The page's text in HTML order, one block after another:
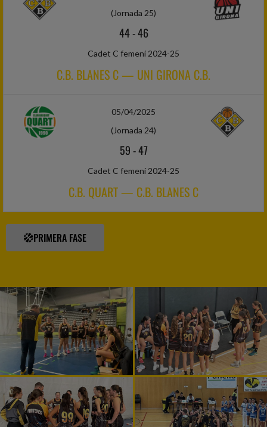
(Jornada 25)
44-46
Cadet C femení 2024-25
C.B. BLANES C — UNI GIRONA C.B.
05/04/2025
(Jornada 24)
59-47
Cadet C femení 2024-25
C.B. QUART — C.B. BLANES C
PRIMERA FASE